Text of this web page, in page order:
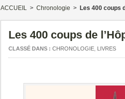
ACCUEIL > Chronologie > Les 400 coups
Les 400 coups de
CLASSÉ DANS : CHRONOLOGIE LIVRES